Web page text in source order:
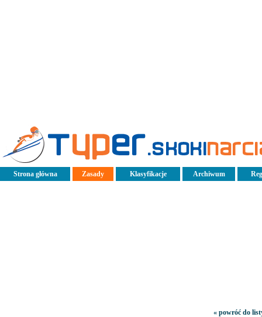
Strona główna Zasady Klasyfikacje Archiwum
« powróć do